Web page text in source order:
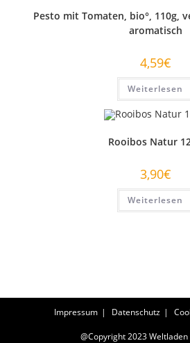
Pesto mit Tomaten, bio°, 110g,
aromatisch
4,59€
Weiterlesen
Rooibos Natur
3,90€
Weiterlesen
Impressum Datenschutz
@Copyright 2023